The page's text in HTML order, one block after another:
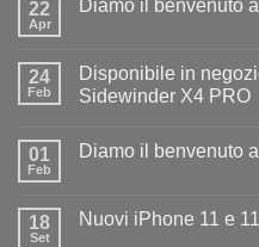
22
Apr
Diamo il benvenuto
Diamo
il
benvenuto
24
Feb
Disponibile in
Sidewinder X4 PRO
su
la
nuovissima
01
Feb
Diamo il benvenuto
Diamo
18
Set
Nuovi iPhone 11 e